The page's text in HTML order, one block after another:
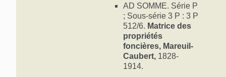
AD SOMME. Série P
; Sous-série 3 P : 3 P
512/6. Matrice des
propriétés
foncières, Mareuil-
Caubert, 1828-
1914.